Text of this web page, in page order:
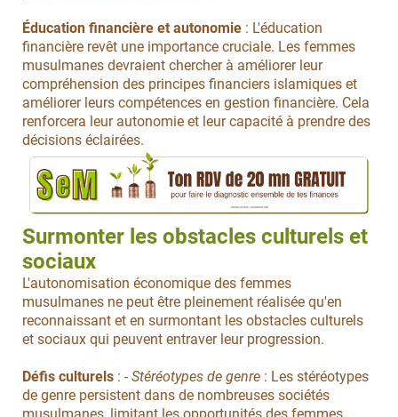
Éducation financière et autonomie : L'éducation
financière revêt une importance cruciale. Les femmes
musulmanes devraient chercher à améliorer leur
compréhension des principes financiers islamiques et
améliorer leurs compétences en gestion financière. Cela
renforcera leur autonomie et leur capacité à prendre des
décisions éclairées.
Surmonter les obstacles culturels et
sociaux
L'autonomisation économique des femmes
musulmanes ne peut être pleinement réalisée qu'en
reconnaissant et en surmontant les obstacles culturels
et sociaux qui peuvent entraver leur progression.
Défis culturels : -Stéréotypes de genre : Les stéréotypes
de genre persistent dans de nombreuses sociétés